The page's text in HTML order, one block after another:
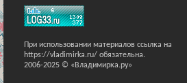
При использовании материалов ссылка на
https://vladimirka.ru/ обязательна.
2006-2025 © «Владимирка.ру»